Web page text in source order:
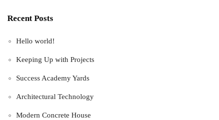
Recent Posts
Hello world!
Keeping Up with Projects
Success Academy Yards
Architectural Technology
Modern Concrete House